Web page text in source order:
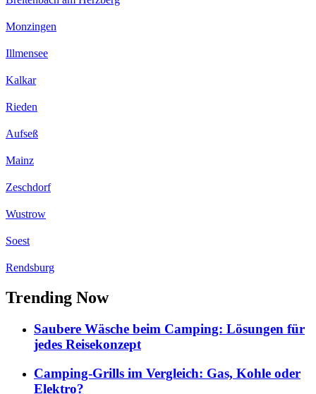
Monzingen
Illmensee
Kalkar
Rieden
Aufseß
Mainz
Zeschdorf
Wustrow
Soest
Rendsburg
Trending Now
Saubere Wäsche beim Camping: Lösungen für
jedes Reisekonzept
Camping-Grills im Vergleich: Gas, Kohle oder
Elektro?